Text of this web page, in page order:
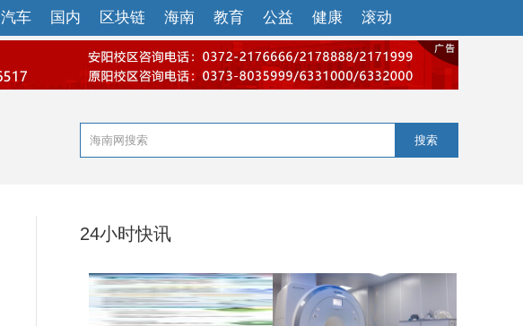
汽车 国内 区块链 海南 教育 公益 健康 滚动
搜索
24小时快讯